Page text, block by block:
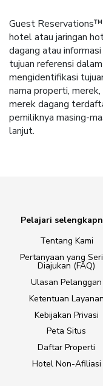
Guest
hotel atau jaringan
dagang atau
tujuan referensi
mengidentifikasi
nama properti,
merek dagang
pemiliknya masing-
lanjut.
Pelajari
Tentang Kami
Pertanyaan yang
Diajukan (FAQ)
Ulasan Pelanggan
Ketentuan Layanan
Kebijakan Privasi
Peta Situs
Daftar Properti
Hotel Non-Afiliasi